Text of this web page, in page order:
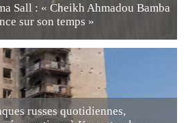
Sall : « Cheikh Ahmadou Bamba
sur son temps »
russes quotidiennes,